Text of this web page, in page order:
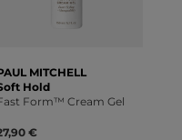
MITCHELL
Hold
Form™ Cream Gel
€